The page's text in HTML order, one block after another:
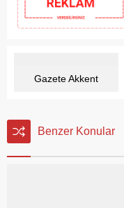
Gazete Akkent
Benzer Konular